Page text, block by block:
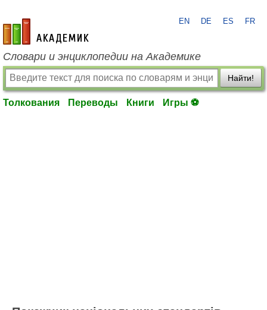
academic.ru
EN DE ES FR
Словари и энциклопедии на Академике
Найти!
Толкования Переводы Книги Игры ⚽